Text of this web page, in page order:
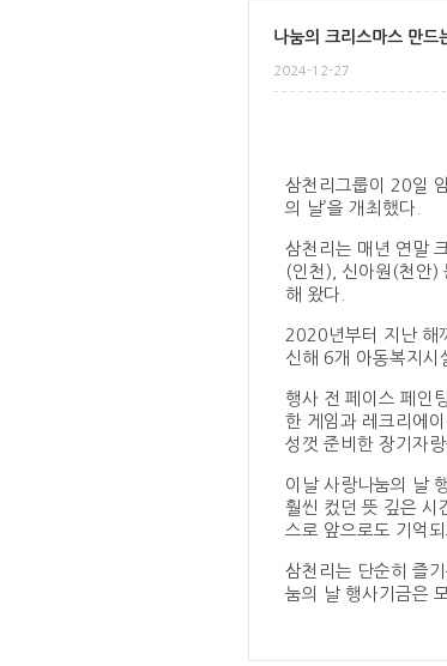
나눔의 크리스마스 만드
2024-12-27
삼천리그룹이 20일
의 날’을 개최했다.
삼천리는 매년 연말
(인천), 신아원(천안)
해 왔다.
2020년부터 지난 해
신해 6개 아동복지시
행사 전 페이스 페인
한 게임과 레크리에
성껏 준비한 장기자
이날 사랑나눔의 날
훨씬 컸던 뜻 깊은 시
스로 앞으로도 기억
삼천리는 단순히 즐
눔의 날 행사기금은